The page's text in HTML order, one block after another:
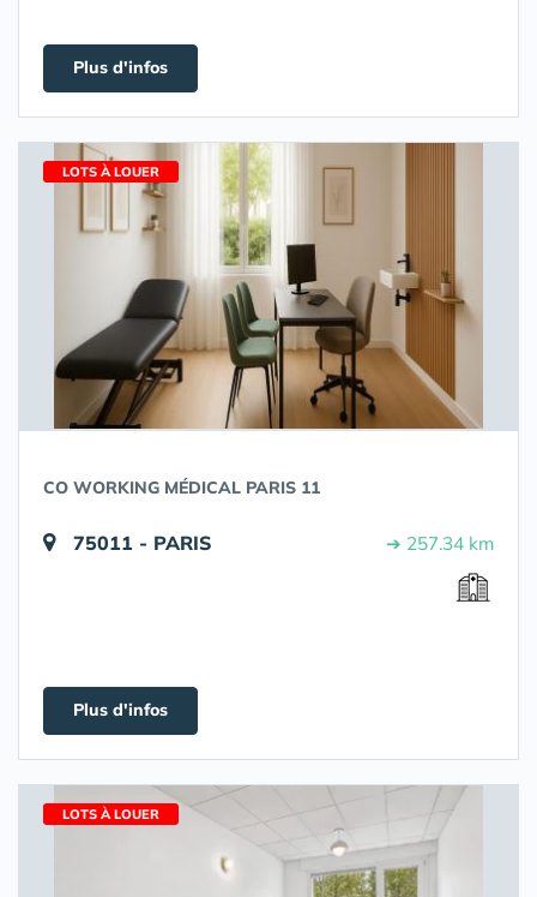
Plus d'infos
LOTS À LOUER
CO WORKING MÉDICAL PARIS 11
75011 - PARIS ➔ 257.34 km
Plus d'infos
LOTS À LOUER